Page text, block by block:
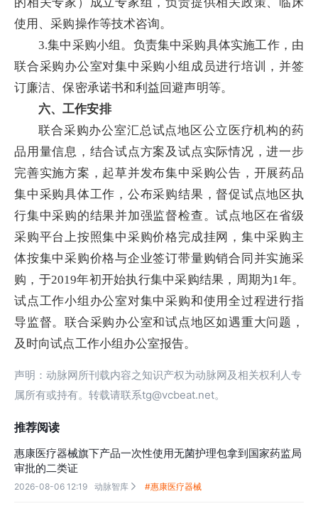
使用、采购操作等技术咨询。
3.集中采购小组。负责集中采购具体实施工作，由
联合采购办公室对集中采购小组成员进行培训，并签
订廉洁、保密承诺书和利益回避声明等。
六、工作安排
联合采购办公室汇总试点地区公立医疗机构的药
品用量信息，结合试点方案及试点实际情况，进一步
完善实施方案，起草并发布集中采购公告，开展药品
集中采购具体工作，公布采购结果，督促试点地区执
行集中采购的结果并加强监督检查。试点地区在省级
采购平台上按照集中采购价格完成挂网，集中采购主
体按集中采购价格与企业签订带量购销合同并实施采
购，于2019年初开始执行集中采购结果，周期为1年。
试点工作小组办公室对集中采购和使用全过程进行指
导监督。联合采购办公室和试点地区如遇重大问题，
及时向试点工作小组办公室报告。
声明：动脉网所刊载内容之知识产权为动脉网及相关权利人专
属所有或持有。转载请联系tg@vcbeat.net。
推荐阅读
惠康医疗器械旗下产品一次性使用无菌护理包拿到国家药监局
审批的二类证
2026-08-06 12:19 动脉智库  #惠康医疗器械